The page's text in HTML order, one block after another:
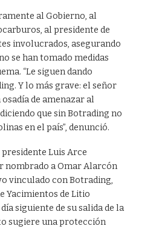
al Gobierno, al
al presidente de
involucrados, asegurando
se han tomado medidas
“Le siguen dando
Y lo más grave: el señor
de amenazar al
que sin Botrading no
en el país”, denunció.
Luis Arce
nombrado a Omar Alarcón
vinculado con Botrading,
Yacimientos de Litio
siguiente de su salida de la
sugiere una protección